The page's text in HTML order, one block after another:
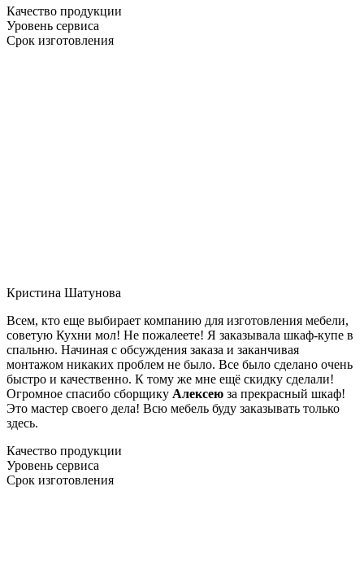
Качество продукции
Уровень сервиса
Срок изготовления
Кристина Шатунова
Всем, кто еще выбирает компанию для изготовления мебели,
советую Кухни мол! Не пожалеете! Я заказывала шкаф-купе в
спальню. Начиная с обсуждения заказа и заканчивая
монтажом никаких проблем не было. Все было сделано очень
быстро и качественно. К тому же мне ещё скидку сделали!
Огромное спасибо сборщику Алексею за прекрасный шкаф!
Это мастер своего дела! Всю мебель буду заказывать только
здесь.
Качество продукции
Уровень сервиса
Срок изготовления